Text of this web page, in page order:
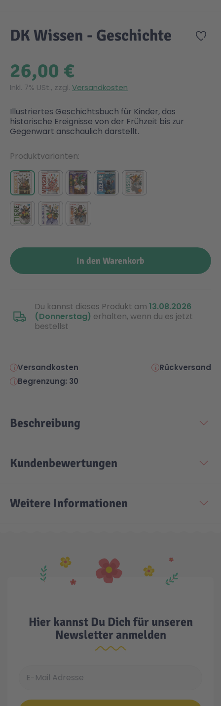
Liebesromane
Sachbücher / Wissen
Zeit & Reise
Puppen & Puppenzubehör
Puzzle & Legespiele
Holzspielwaren
Elektronische Spielwaren
Kreativ
Malen & Zeichnen
Disney
DUPLO®
Friends
Jurassic World™
Harry Potter™
Marvel™ Super Heroes
Minecraft™
Minifiguren
Speed Champions
Technic
Aktion
LEGO® Blumen
Fairies
Family Fun
Figures
Fun Stars
Heroes
Knights
NOVELMORE
Sports Action
Wiltopia
Spiel-Ei
Zur
DK Wissen - Geschichte
26,00 €
Inkl. 7% USt., zzgl. Versandkosten
Illustriertes Geschichtsbuch für Kinder, das
historische Ereignisse von der Frühzeit bis zur
Gegenwart anschaulich darstellt.
In den Warenkorb
Du kannst dieses Produkt am 13.08.2026
(Donnerstag) erhalten, wenn du es jetzt
bestellst
Produktvarianten
Versandkosten
Rückversand
Begrenzung: 30
Beschreibung
Kundenbewertungen
Weitere Informationen
Hier kannst Du Dich für unseren
Newsletter anmelden